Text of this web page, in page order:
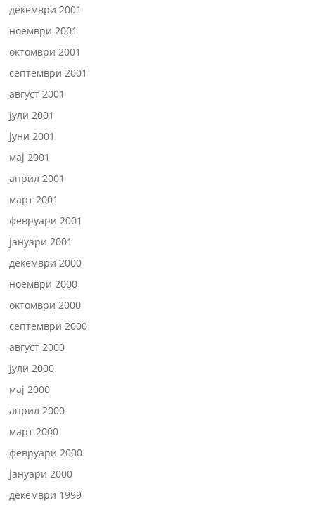
декември 2001
ноември 2001
октомври 2001
септември 2001
август 2001
јули 2001
јуни 2001
мај 2001
април 2001
март 2001
февруари 2001
јануари 2001
декември 2000
ноември 2000
октомври 2000
септември 2000
август 2000
јули 2000
мај 2000
април 2000
март 2000
февруари 2000
јануари 2000
декември 1999